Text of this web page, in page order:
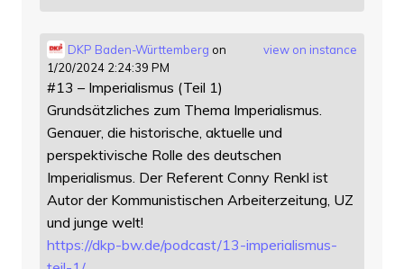
view on instance
DKP Baden-Württemberg on
1/20/2024 2:24:39 PM
#13 – Imperialismus (Teil 1)
Grundsätzliches zum Thema Imperialismus.
Genauer, die historische, aktuelle und
perspektivische Rolle des deutschen
Imperialismus. Der Referent Conny Renkl ist
Autor der Kommunistischen Arbeiterzeitung, UZ
und junge welt!
https://dkp-bw.de/podcast/13-imperialismus-